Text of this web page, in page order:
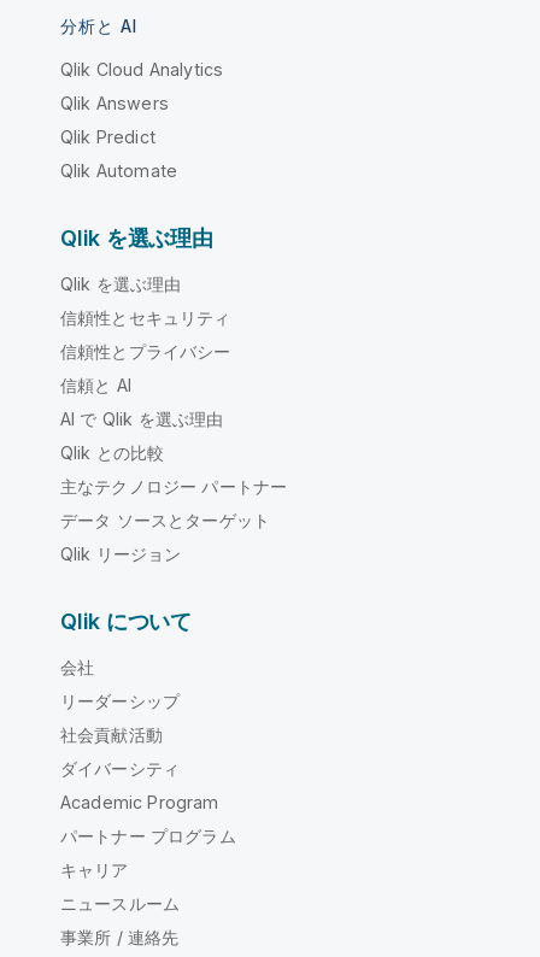
分析と AI
Qlik Cloud Analytics
Qlik Answers
Qlik Predict
Qlik Automate
Qlik を選ぶ理由
Qlik を選ぶ理由
信頼性とセキュリティ
信頼性とプライバシー
信頼と AI
AI で Qlik を選ぶ理由
Qlik との比較
主なテクノロジー パートナー
データ ソースとターゲット
Qlik リージョン
Qlik について
会社
リーダーシップ
社会貢献活動
ダイバーシティ
Academic Program
パートナー プログラム
キャリア
ニュースルーム
事業所 / 連絡先